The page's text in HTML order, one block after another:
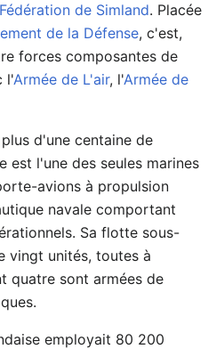
Fédération de Simland. Placée
de la Défense, c'est,
forces composantes de
l'Armée de L'air, l'Armée de
d'une centaine de
est l'une des seules marines
avions à propulsion
navale comportant
Sa flotte sous-
vingt unités, toutes à
quatre sont armées de
employait 80 200